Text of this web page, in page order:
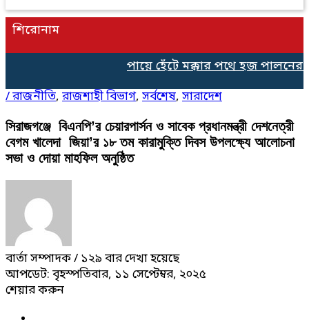
শিরোনাম
পায়ে হেঁটে মক্কার পথে হজ পালনের
/রাজনীতি, রাজশাহী বিভাগ, সর্বশেষ, সারাদেশ
সিরাজগঞ্জে বিএনপি’র চেয়ারপার্সন ও সাবেক প্রধানমন্ত্রী দেশনেত্রী
বেগম খালেদা জিয়া’র ১৮ তম কারামুক্তি দিবস উপলক্ষ্যে আলোচনা
সভা ও দোয়া মাহফিল অনুষ্ঠিত
বার্তা সম্পাদক/ ১২৯ বার দেখা হয়েছে
আপডেট: বৃহস্পতিবার, ১১ সেপ্টেম্বর, ২০২৫
শেয়ার করুন